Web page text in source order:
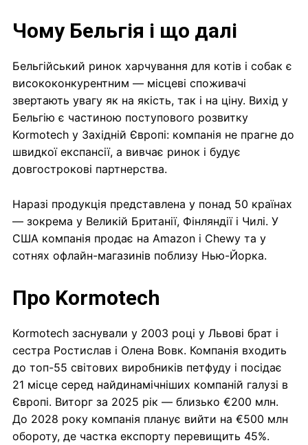
Чому Бельгія і що далі
Бельгійський ринок харчування для котів і собак є
висококонкурентним — місцеві споживачі
звертають увагу як на якість, так і на ціну. Вихід у
Бельгію є частиною поступового розвитку
Kormotech у Західній Європі: компанія не прагне до
швидкої експансії, а вивчає ринок і будує
довгострокові партнерства.
Наразі продукція представлена у понад 50 країнах
— зокрема у Великій Британії, Фінляндії і Чилі. У
США компанія продає на Amazon і Chewy та у
сотнях офлайн-магазинів поблизу Нью-Йорка.
Про Kormotech
Kormotech заснували у 2003 році у Львові брат і
сестра Ростислав і Олена Вовк. Компанія входить
до топ-55 світових виробників петфуду і посідає
21 місце серед найдинамічніших компаній галузі в
Європі. Виторг за 2025 рік — близько €200 млн.
До 2028 року компанія планує вийти на €500 млн
обороту, де частка експорту перевищить 45%.